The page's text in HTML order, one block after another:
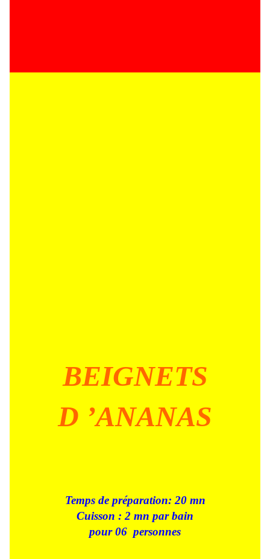
BEIGNETS
D ’ANANAS
Temps de préparation: 20 mn
Cuisson : 2 mn par bain
pour 06 personnes